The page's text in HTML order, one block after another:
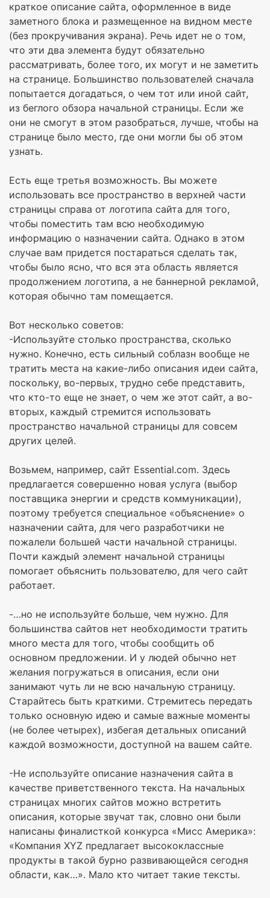
краткое описание сайта, оформленное в виде
заметного блока и размещенное на видном месте
(без прокручивания экрана). Речь идет не о том,
что эти два элемента будут обязательно
рассматривать, более того, их могут и не заметить
на странице. Большинство пользователей сначала
попытается догадаться, о чем тот или иной сайт,
из беглого обзора начальной страницы. Если же
они не смогут в этом разобраться, лучше, чтобы на
странице было место, где они могли бы об этом
узнать.
Есть еще третья возможность. Вы можете
использовать все пространство в верхней части
страницы справа от логотипа сайта для того,
чтобы поместить там всю необходимую
информацию о назначении сайта. Однако в этом
случае вам придется постараться сделать так,
чтобы было ясно, что вся эта область является
продолжением логотипа, а не баннерной рекламой,
которая обычно там помещается.
Вот несколько советов:
-Используйте столько пространства, сколько
нужно. Конечно, есть сильный соблазн вообще не
тратить места на какие-либо описания идеи сайта,
поскольку, во-первых, трудно себе представить,
что кто-то еще не знает, о чем же этот сайт, а во-
вторых, каждый стремится использовать
пространство начальной страницы для совсем
других целей.
Возьмем, например, сайт Essential.com. Здесь
предлагается совершенно новая услуга (выбор
поставщика энергии и средств коммуникации),
поэтому требуется специальное «объяснение» о
назначении сайта, для чего разработчики не
пожалели большей части начальной страницы.
Почти каждый элемент начальной страницы
помогает объяснить пользователю, для чего сайт
работает.
-…но не используйте больше, чем нужно. Для
большинства сайтов нет необходимости тратить
много места для того, чтобы сообщить об
основном предложении. И у людей обычно нет
желания погружаться в описания, если они
занимают чуть ли не всю начальную страницу.
Старайтесь быть краткими. Стремитесь передать
только основную идею и самые важные моменты
(не более четырех), избегая детальных описаний
каждой возможности, доступной на вашем сайте.
-Не используйте описание назначения сайта в
качестве приветственного текста. На начальных
страницах многих сайтов можно встретить
описания, которые звучат так, словно они были
написаны финалисткой конкурса «Мисс Америка»:
«Компания XYZ предлагает высококлассные
продукты в такой бурно развивающейся сегодня
области, как…». Мало кто читает такие тексты.